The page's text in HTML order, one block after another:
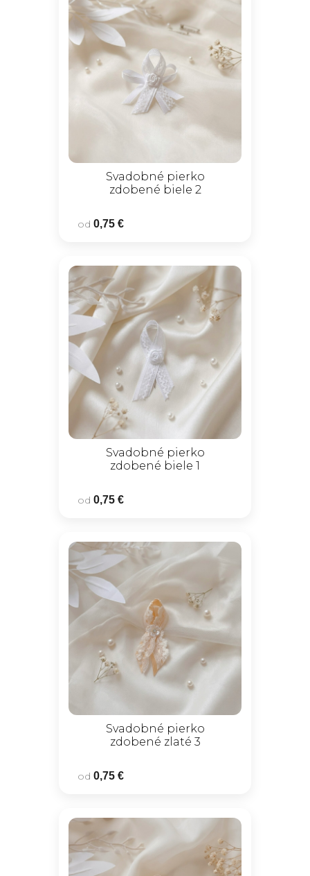
Svadobné pierko
zdobené biele 2
od 0,75 €
Svadobné pierko
zdobené biele 1
od 0,75 €
Svadobné pierko
zdobené zlaté 3
od 0,75 €